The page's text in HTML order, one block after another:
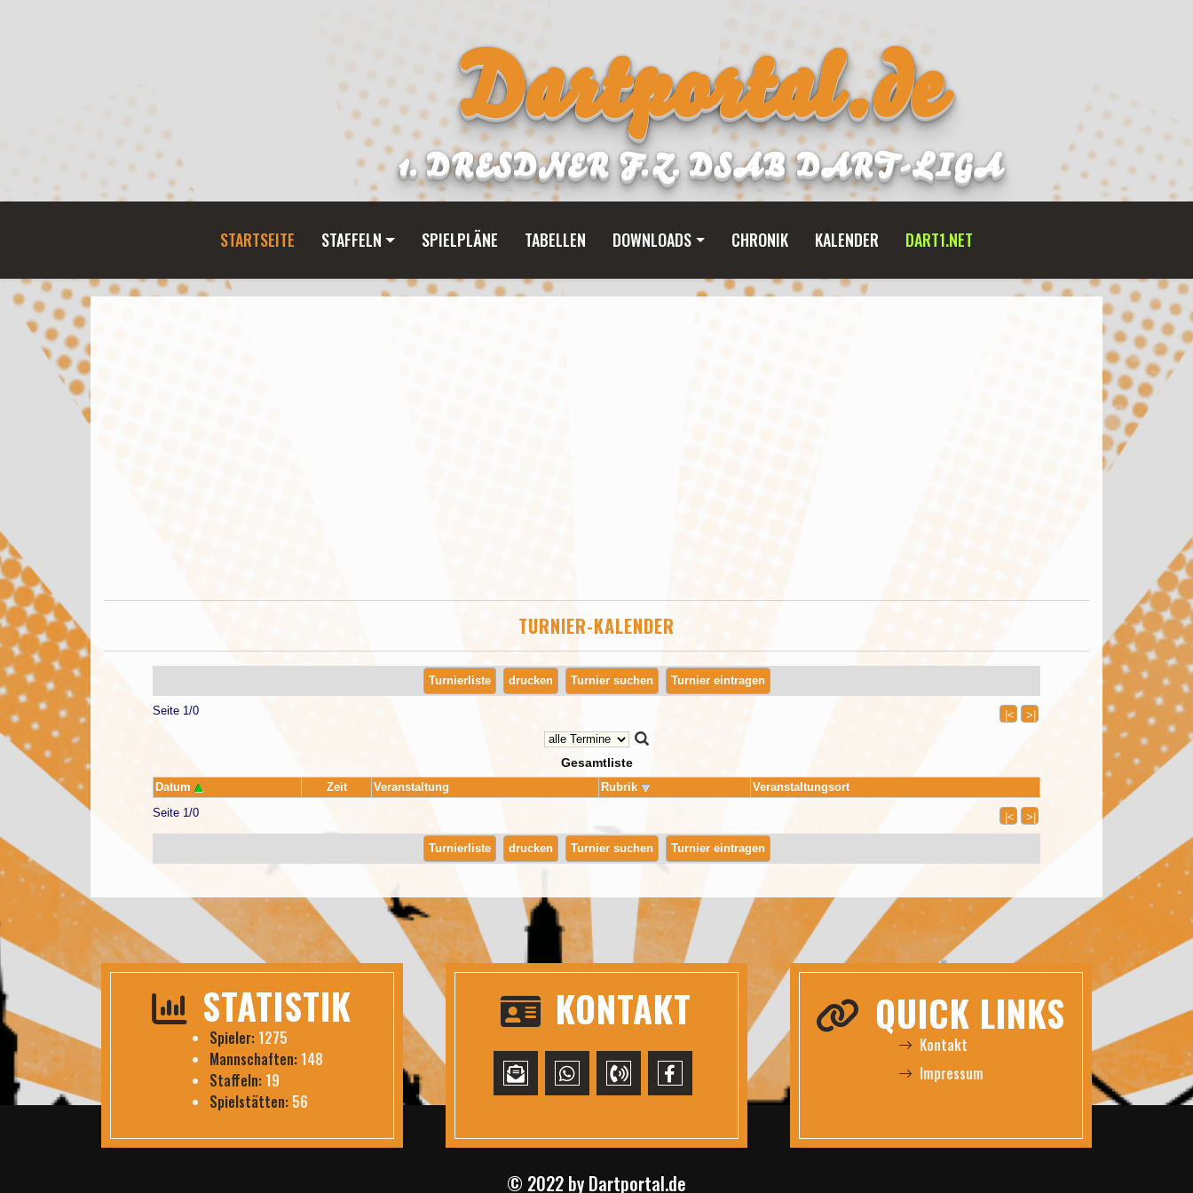
Dartportal.de
1. DRESDNER F.Z. DSAB DART-LIGA
STARTSEITE STAFFELN SPIELPLÄNE TABELLEN DOWNLOADS CHRONIK KALENDER DART1.NET
TURNIER-KALENDER
Turnierliste drucken Turnier suchen Turnier eintragen
Seite 1/0 |< >|
Gesamtliste
Datum Zeit Veranstaltung Rubrik Veranstaltungsort
Seite 1/0 |< >|
Turnierliste drucken Turnier suchen Turnier eintragen
STATISTIK
Spieler:1275
Mannschaften:148
Staffeln:19
Spielstätten:56
KONTAKT QUICK LINKS
Kontakt
Impressum
© 2022 by Dartportal.de